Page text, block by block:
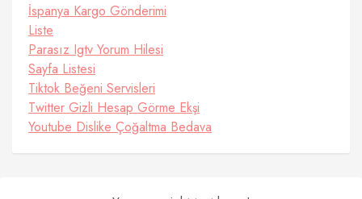
İspanya Kargo Gönderimi
Liste
Parasız Igtv Yorum Hilesi
Sayfa Listesi
Tiktok Beğeni Servisleri
Twitter Gizli Hesap Görme Ekşi
Youtube Dislike Çoğaltma Bedava